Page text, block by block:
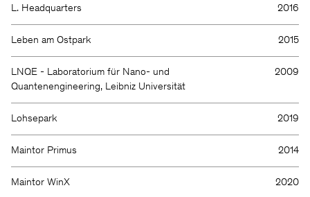
L. Headquarters 2016
Leben am Ostpark 2015
LNQE - Laboratorium für Nano- und
Quantenengineering, Leibniz Universität
2009
Lohsepark 2019
Maintor Primus 2014
Maintor WinX 2020